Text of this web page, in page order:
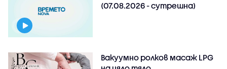
(07.08.2026 - сутрешна)
Вакуумно ролков масаж LPG